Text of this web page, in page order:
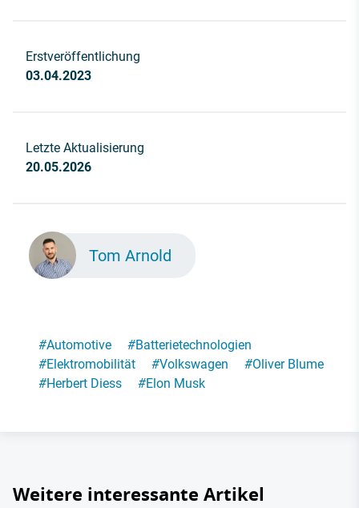
Erstveröffentlichung
03.04.2023
Letzte Aktualisierung
20.05.2026
Tom Arnold
#Automotive #Batterietechnologien
#Elektromobilität #Volkswagen #Oliver Blume
#Herbert Diess #Elon Musk
Weitere interessante Artikel